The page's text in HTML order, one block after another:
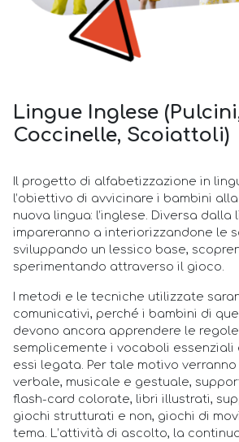
Lingue Inglese
Coccinelle, Scoiattoli)
Il progetto di alfabetizzazione in
l’obiettivo di avvicinare i bambini
nuova lingua: l’inglese. Diversa dalla
impareranno a interiorizzandone le
sviluppando un lessico base,
sperimentando attraverso il gioco.
I metodi e le tecniche utilizzate
comunicativi, perché i bambini di
devono ancora apprendere le
semplicemente i vocaboli
essi legata. Per tale motivo
verbale, musicale e gestuale,
flash-card colorate, libri illustrati,
giochi strutturati e non, giochi di
tema. L’attività di ascolto, la